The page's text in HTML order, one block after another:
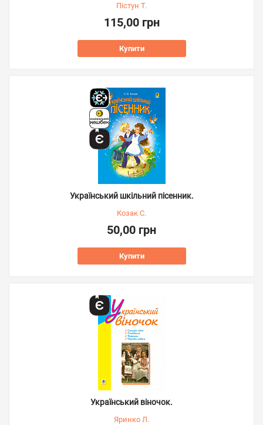
Пістун Т.
115,00 грн
Купити
Український шкільний пісенник.
Козак С.
50,00 грн
Купити
Український віночок.
Яринко Л.